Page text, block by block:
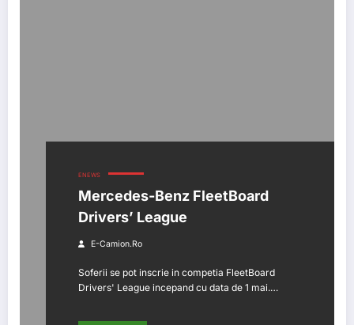
ENEWS
Mercedes-Benz FleetBoard
Drivers’ League
E-Camion.ro
Soferii se pot inscrie in competia FleetBoard
Drivers' League incepand cu data de 1 mai.…